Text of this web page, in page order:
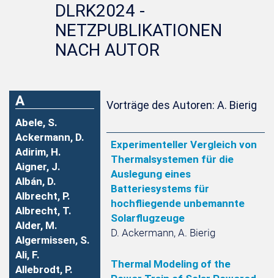
DLRK2024 -
NETZPUBLIKATIONEN
NACH AUTOR
A
Abele, S.
Ackermann, D.
Adirim, H.
Aigner, J.
Albán, D.
Albrecht, P.
Albrecht, T.
Alder, M.
Algermissen, S.
Ali, F.
Allebrodt, P.
Vorträge des Autoren: A. Bierig
Experimenteller Vergleich von
Thermalsystemen für die
Auslegung eines
Batteriesystems für
hochfliegende unbemannte
Solarflugzeuge
D. Ackermann, A. Bierig
Thermal Modeling of the